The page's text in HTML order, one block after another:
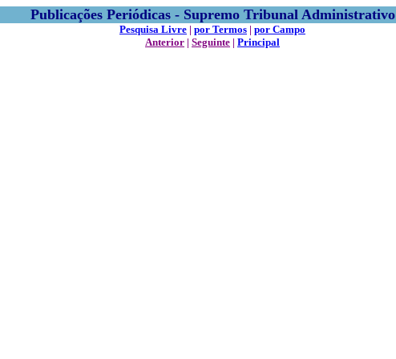
Publicações Periódicas - Supremo Tribunal Administrativo
Pesquisa Livre | por Termos | por Campo
Anterior | Seguinte | Principal